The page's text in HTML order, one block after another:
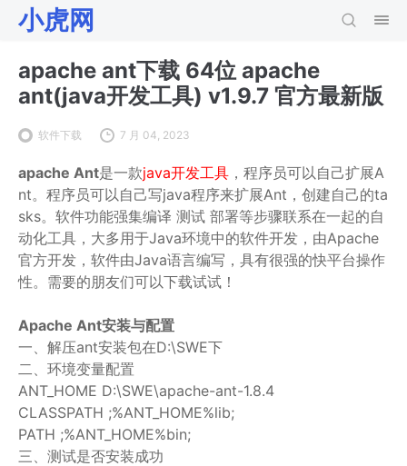
小虎网
apache ant下载 64位 apache
ant(java开发工具) v1.9.7 官方最新版
软件下载 7 月 04, 2023
apache Ant是一款java开发工具 ，程序员可以自己扩展A
nt。程序员可以自己写java程序来扩展Ant，创建自己的ta
sks。软件功能强集编译 测试 部署等步骤联系在一起的自
动化工具，大多用于Java环境中的软件开发，由Apache
官方开发，软件由Java语言编写，具有很强的快平台操作
性。需要的朋友们可以下载试试！
Apache Ant安装与配置
一、解压ant安装包在D:\SWE下
二、环境变量配置
ANT_HOME D:\SWE\apache-ant-1.8.4
CLASSPATH ;%ANT_HOME%lib;
PATH ;%ANT_HOME%bin;
三、测试是否安装成功